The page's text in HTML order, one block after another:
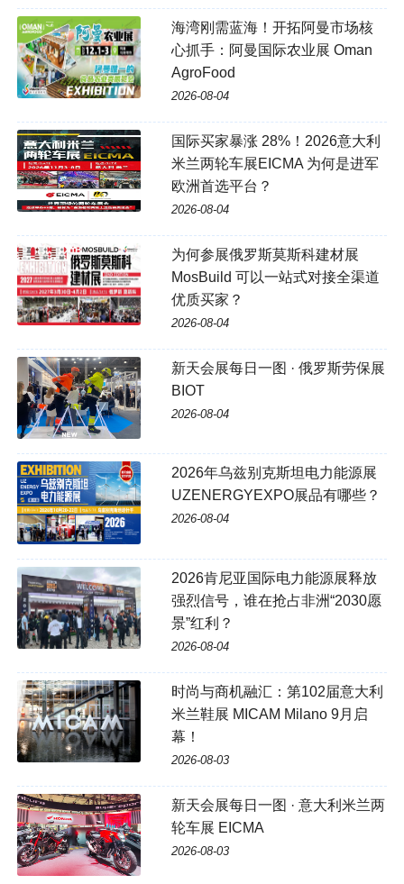
海湾刚需蓝海！开拓阿曼市场核
心抓手：阿曼国际农业展 Oman
AgroFood
2026-08-04
国际买家暴涨 28%！2026意大利
米兰两轮车展EICMA 为何是进军
欧洲首选平台？
2026-08-04
为何参展俄罗斯莫斯科建材展
MosBuild 可以一站式对接全渠道
优质买家？
2026-08-04
新天会展每日一图 · 俄罗斯劳保展
BIOT
2026-08-04
2026年乌兹别克斯坦电力能源展
UZENERGYEXPO展品有哪些？
2026-08-04
2026肯尼亚国际电力能源展释放
强烈信号，谁在抢占非洲“2030愿
景”红利？
2026-08-04
时尚与商机融汇：第102届意大利
米兰鞋展 MICAM Milano 9月启
幕！
2026-08-03
新天会展每日一图 · 意大利米兰两
轮车展 EICMA
2026-08-03